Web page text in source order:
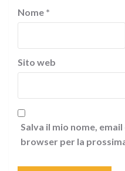
Nome *
Sito web
Salva il mio nome,
browser per la